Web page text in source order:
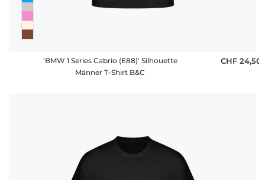
'BMW 1 Series Cabrio (E88)' Silhouette
Männer T-Shirt B&C
CHF 24,50